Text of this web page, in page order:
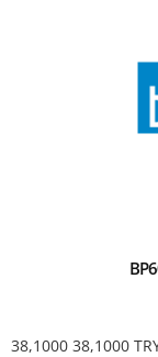
38,1000 38,1000